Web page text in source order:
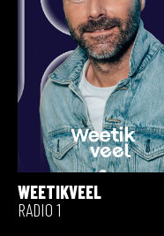
WEETIKVEEL
RADIO 1